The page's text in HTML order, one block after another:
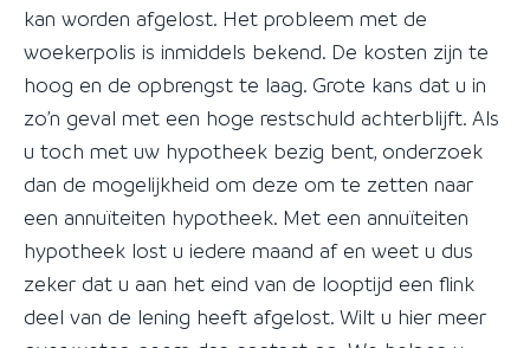
kan worden afgelost. Het probleem met de
woekerpolis is inmiddels bekend. De kosten zijn te
hoog en de opbrengst te laag. Grote kans dat u in
zo’n geval met een hoge restschuld achterblijft. Als
u toch met uw hypotheek bezig bent, onderzoek
dan de mogelijkheid om deze om te zetten naar
een annuïteiten hypotheek. Met een annuïteiten
hypotheek lost u iedere maand af en weet u dus
zeker dat u aan het eind van de looptijd een flink
deel van de lening heeft afgelost. Wilt u hier meer